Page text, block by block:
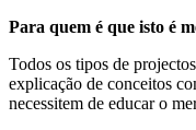
Para quem é que isto é
Todos os tipos de
explicação de conceitos
necessitem de educar o